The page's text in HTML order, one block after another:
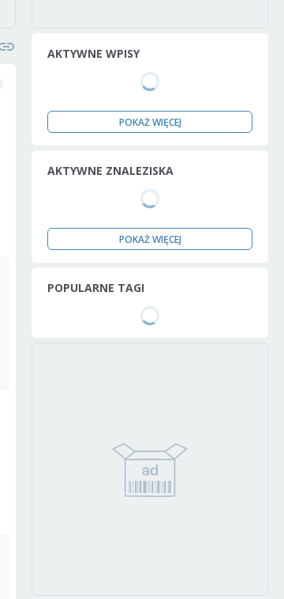
AKTYWNE WPISY
POKAŻ WIĘCEJ
AKTYWNE ZNALEZISKA
POKAŻ WIĘCEJ
POPULARNE TAGI